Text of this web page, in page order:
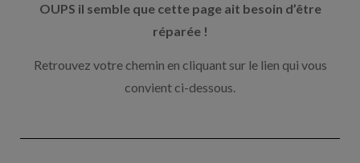
OUPS il semble que cette page ait besoin d’être
réparée !
Retrouvez votre chemin en cliquant sur le lien qui vous
convient ci-dessous.